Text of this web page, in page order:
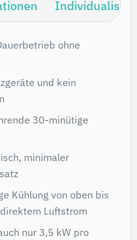
ohne
und kein
30-minütige
minimaler
Kühlung von oben bis
Luftstrom
nur 3,5 kW pro